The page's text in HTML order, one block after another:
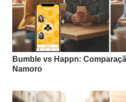
Bumble vs Happn:
Namoro